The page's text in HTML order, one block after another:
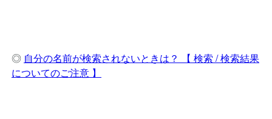
◎ 自分の名前が検索されないときは？ 【 検索 / 検索結果
についてのご注意 】